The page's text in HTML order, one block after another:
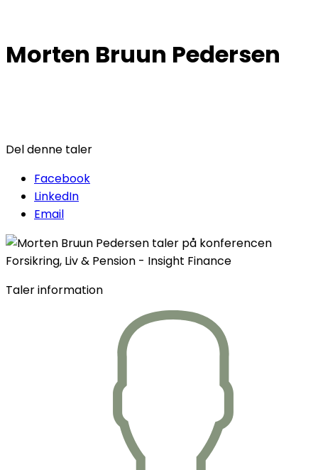
Morten Bruun Pedersen
Del denne taler
Facebook
LinkedIn
Email
Taler information